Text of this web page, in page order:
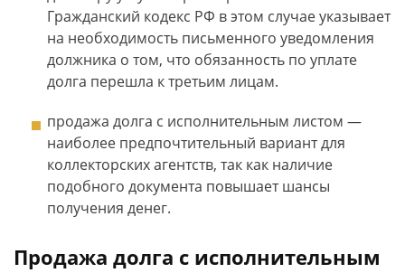
Гражданский кодекс РФ в этом случае указывает
на необходимость письменного уведомления
должника о том, что обязанность по уплате
долга перешла к третьим лицам.
продажа долга с исполнительным листом —
наиболее предпочтительный вариант для
коллекторских агентств, так как наличие
подобного документа повышает шансы
получения денег.
Продажа долга с исполнительным